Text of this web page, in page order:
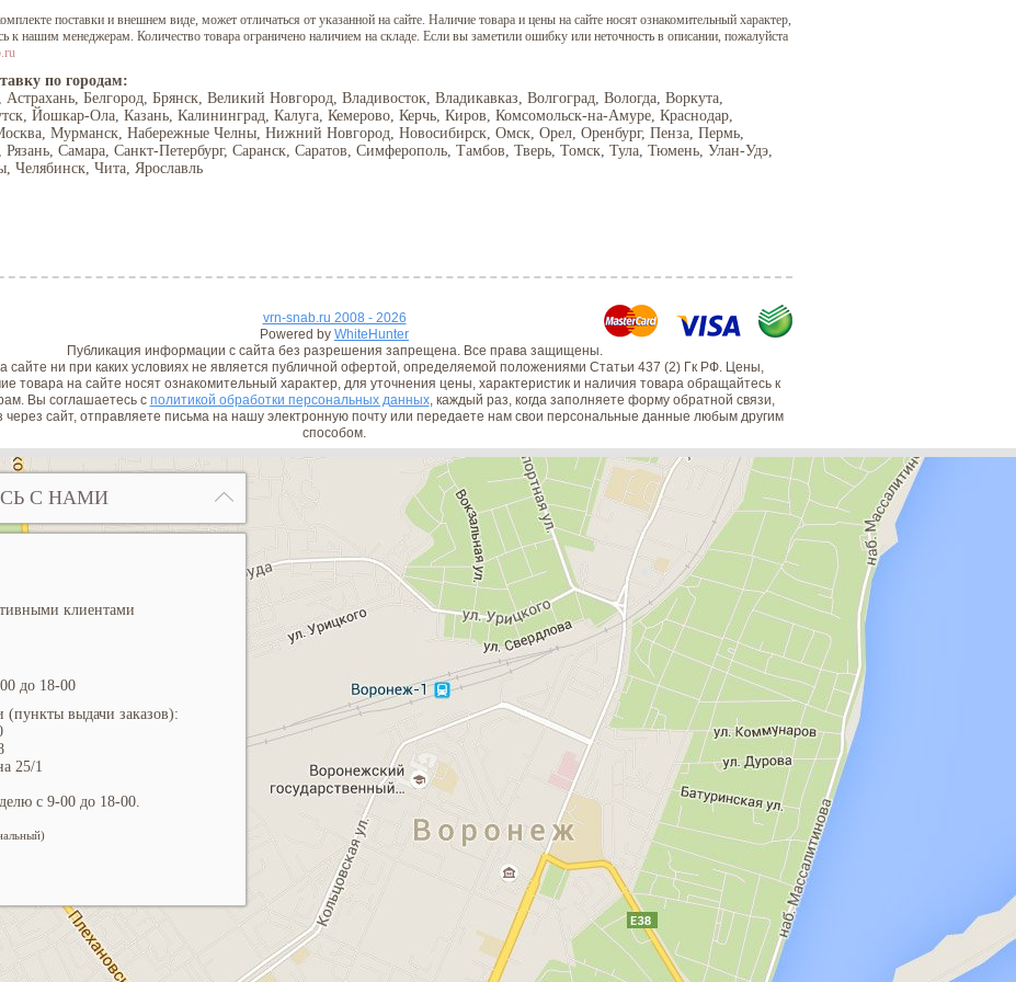
поставки и внешнем виде, может отличаться от указанной на сайте. Наличие товара и цены на сайте носят ознакомительный характер,
к нашим менеджерам. Количество товара ограничено наличием на складе. Если вы заметили ошибку или неточность в описании, пожалуйста
по городам:
Белгород, Брянск, Великий Новгород, Владивосток, Владикавказ, Волгоград, Вологда, Воркута,
Йошкар-Ола, Казань, Калининград, Калуга, Кемерово, Керчь, Киров, Комсомольск-на-Амуре, Краснодар,
Мурманск, Набережные Челны, Нижний Новгород, Новосибирск, Омск, Орел, Оренбург, Пенза, Пермь,
Самара, Санкт-Петербург, Саранск, Саратов, Симферополь, Тамбов, Тверь, Томск, Тула, Тюмень, Улан-Удэ,
Челябинск, Чита, Ярославль
vrn-snab.ru 2008 - 2026
Powered by WhiteHunter
Публикация информации с сайта без разрешения запрещена. Все права защищены.
сайте ни при каких условиях не является публичной офертой, определяемой положениями Статьи 437 (2) Гк РФ. Цены,
товара на сайте носят ознакомительный характер, для уточнения цены, характеристик и наличия товара обращайтесь к
Вы соглашаетесь с политикой обработки персональных данных, каждый раз, когда заполняете форму обратной связи,
через сайт, отправляете письма на нашу электронную почту или передаете нам свои персональные данные любым другим
способом.
С НАМИ
клиентами
до 18-00
(пункты выдачи заказов):
25/1
с 9-00 до 18-00.